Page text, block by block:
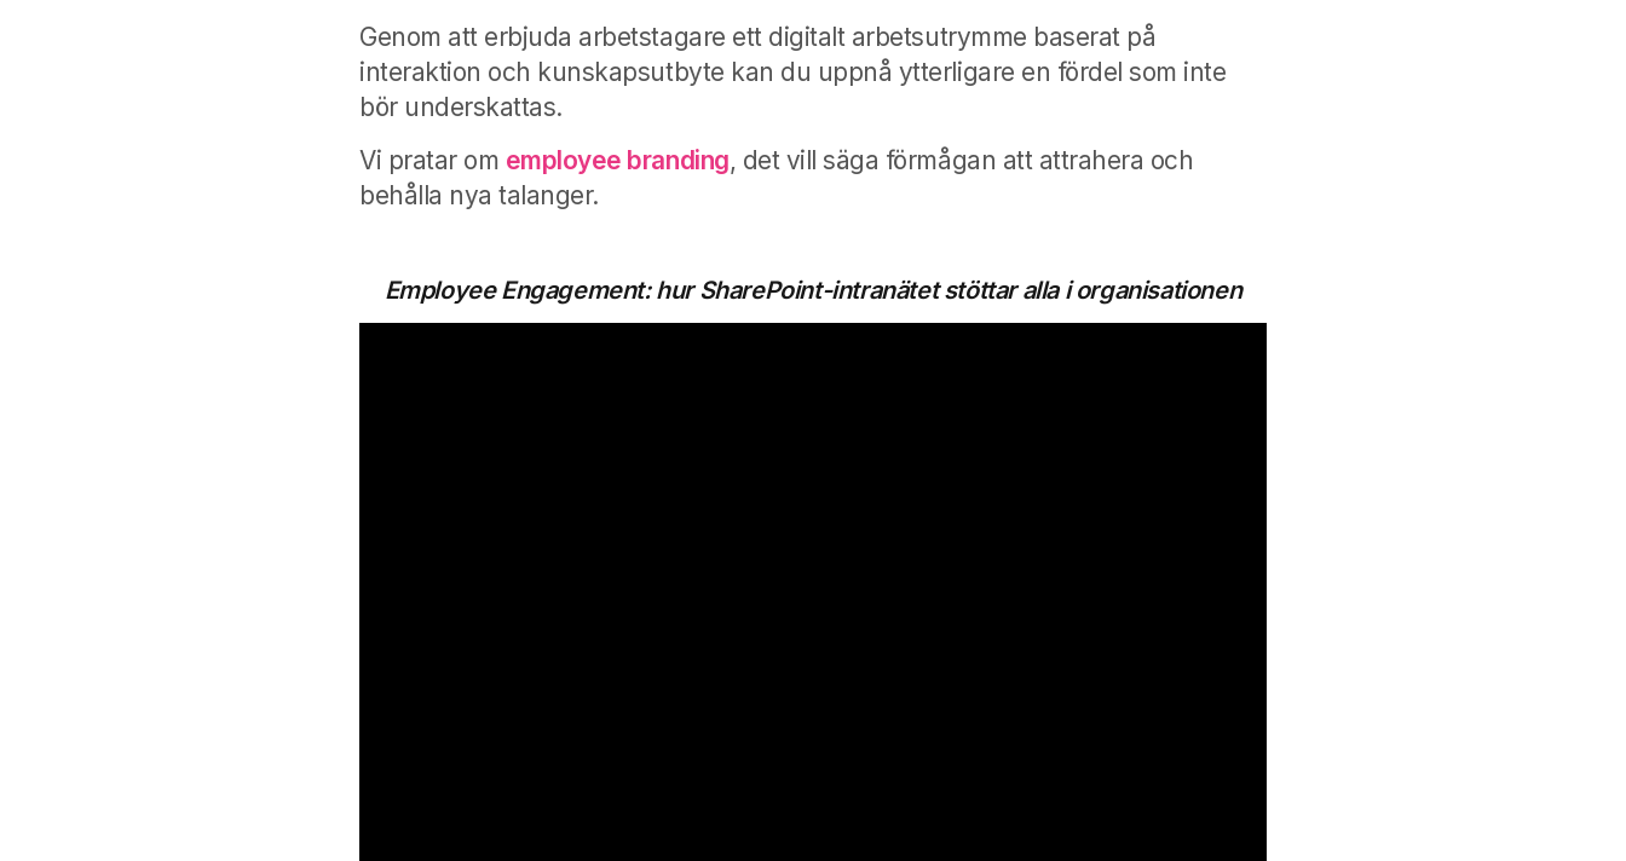
Genom att erbjuda arbetstagare ett digitalt arbetsutrymme baserat på
interaktion och kunskapsutbyte kan du uppnå ytterligare en fördel som inte
bör underskattas.
Vi pratar om employee branding, det vill säga förmågan att attrahera och
behålla nya talanger.
Employee Engagement: hur SharePoint-intranätet stöttar alla i organisationen